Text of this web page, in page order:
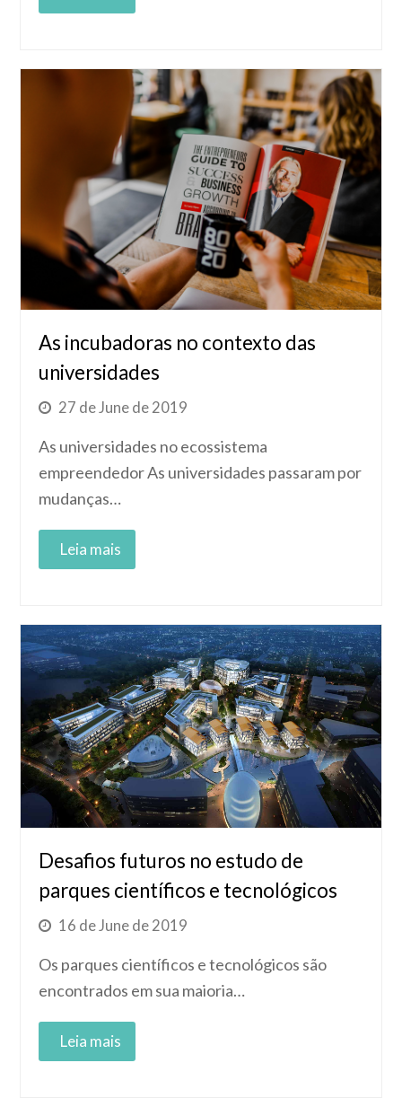
As incubadoras no contexto das
universidades
27 de June de 2019
As universidades no ecossistema
empreendedor As universidades passaram por
mudanças…
Desafios futuros no estudo de
parques científicos e tecnológicos
16 de June de 2019
Os parques científicos e tecnológicos são
encontrados em sua maioria…